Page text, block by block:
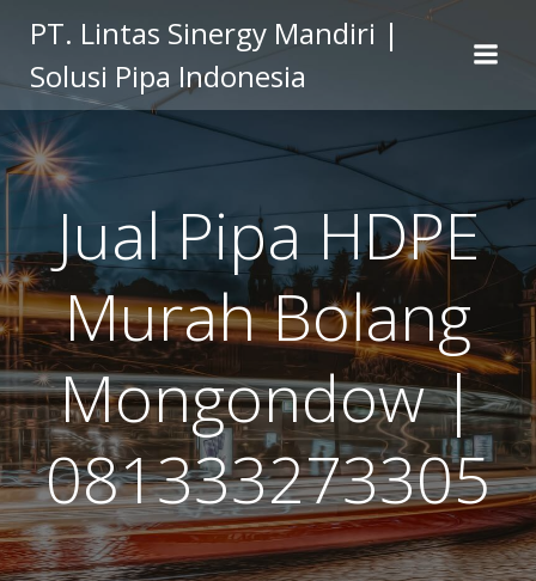
to
content
PT. Lintas Sinergy Mandiri |
Solusi Pipa Indonesia
Jual Pipa HDPE
Murah Bolang
Mongondow |
081333273305